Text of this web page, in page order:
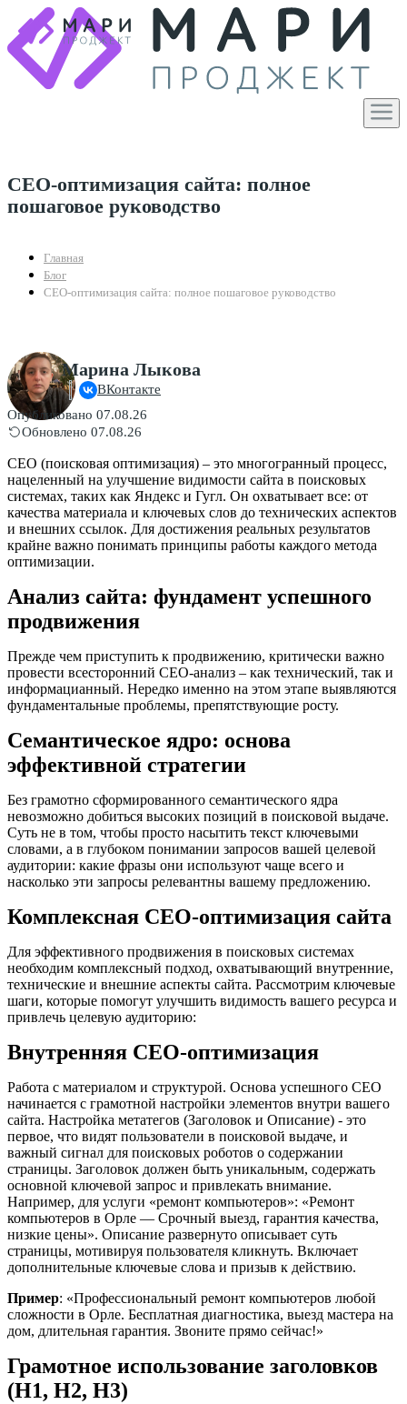
СЕО-оптимизация сайта: полное
пошаговое руководство
Главная
Блог
СЕО-оптимизация сайта: полное пошаговое руководство
Марина Лыкова
ВКонтакте
Опубликовано 07.08.26
Обновлено 07.08.26
СЕО (поисковая оптимизация) – это многогранный процесс,
нацеленный на улучшение видимости сайта в поисковых
системах, таких как Яндекс и Гугл. Он охватывает все: от
качества материала и ключевых слов до технических аспектов
и внешних ссылок. Для достижения реальных результатов
крайне важно понимать принципы работы каждого метода
оптимизации.
Анализ сайта: фундамент успешного
продвижения
Прежде чем приступить к продвижению, критически важно
провести всесторонний СЕО-анализ – как технический, так и
информацианный. Нередко именно на этом этапе выявляются
фундаментальные проблемы, препятствующие росту.
Семантическое ядро: основа
эффективной стратегии
Без грамотно сформированного семантического ядра
невозможно добиться высоких позиций в поисковой выдаче.
Суть не в том, чтобы просто насытить текст ключевыми
словами, а в глубоком понимании запросов вашей целевой
аудитории: какие фразы они используют чаще всего и
насколько эти запросы релевантны вашему предложению.
Комплексная СЕО-оптимизация сайта
Для эффективного продвижения в поисковых системах
необходим комплексный подход, охватывающий внутренние,
технические и внешние аспекты сайта. Рассмотрим ключевые
шаги, которые помогут улучшить видимость вашего ресурса и
привлечь целевую аудиторию:
Внутренняя СЕО-оптимизация
Работа с материалом и структурой. Основа успешного СЕО
начинается с грамотной настройки элементов внутри вашего
сайта. Настройка метатегов (Заголовок и Описание) - это
первое, что видят пользователи в поисковой выдаче, и
важный сигнал для поисковых роботов о содержании
страницы. Заголовок должен быть уникальным, содержать
основной ключевой запрос и привлекать внимание.
Например, для услуги «ремонт компьютеров»: «Ремонт
компьютеров в Орле — Срочный выезд, гарантия качества,
низкие цены». Описание развернуто описывает суть
страницы, мотивируя пользователя кликнуть. Включает
дополнительные ключевые слова и призыв к действию.
Пример: «Профессиональный ремонт компьютеров любой
сложности в Орле. Бесплатная диагностика, выезд мастера на
дом, длительная гарантия. Звоните прямо сейчас!»
Грамотное использование заголовков
(H1, H2, H3)